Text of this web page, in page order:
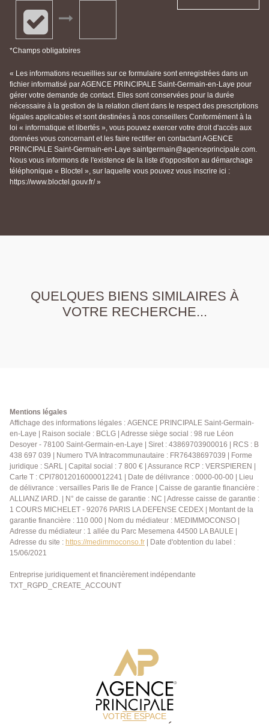
*Champs obligatoires
« Les informations recueillies sur ce formulaire sont enregistrées dans un
fichier informatisé par AGENCE PRINCIPALE Saint-Germain-en-Laye pour
gérer votre demande de contact. Elles sont conservées pour la durée
nécessaire à la gestion de la relation client dans le respect des prescriptions
légales applicables et sont destinées à nos conseillers Conformément à la
loi « informatique et libertés », vous pouvez exercer votre droit d'accès aux
données vous concernant et les faire rectifier en contactant AGENCE
PRINCIPALE Saint-Germain-en-Laye saintgermain@agenceprincipale.com.
Nous vous informons de l'existence de la liste d'opposition au démarchage
téléphonique « Bloctel », sur laquelle vous pouvez vous inscrire ici :
https://www.bloctel.gouv.fr/ »
QUELQUES BIENS SIMILAIRES À
VOTRE RECHERCHE...
Mentions légales
Affichage des informations légales : AGENCE PRINCIPALE Saint-Germain-
en-Laye | Raison sociale : BCLG | Adresse siège social : 98 rue Léon
Desoyer - 78100 Saint-Germain-en-Laye | Siret : 43869703900016 | RCS : B
438 697 039 | Numero TVA Intracommunautaire : FR76438697039 | Forme
juridique : SARL | Capital social : 7 800 € | Assurance RCP : VERSPIEREN |
Carte T : CPI78012016000012241 | Date de délivrance : 0000-00-00 | Lieu
de délivrance : versailles Paris Ile de France | Caisse de garantie financière :
ALLIANZ IARD. | N° de caisse de garantie : NC | Adresse caisse de garantie :
1 COURS MICHELET - 92076 PARIS LA DEFENSE CEDEX | Montant de la
garantie financière : 110 000 | Nom du médiateur : MEDIMMOCONSO |
Adresse du médiateur : 1 allée du Parc Mesemena 44500 LA BAULE |
Adresse du site : https://medimmoconso.fr | Date d'obtention du label :
15/06/2021
Entreprise juridiquement et financièrement indépendante
TXT_RGPD_CREATE_ACCOUNT
VOTRE ESPACE